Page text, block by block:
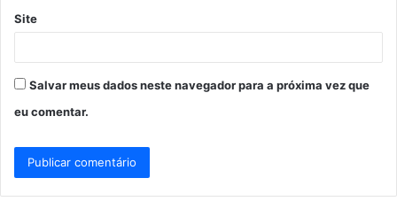
Site
Salvar meus dados neste navegador para a próxima vez que
eu comentar.